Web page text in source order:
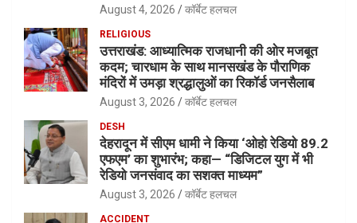
August 4, 2026 कॉर्बेट हलचल
RELIGIOUS
उत्तराखंड: आध्यात्मिक राजधानी की ओर मजबूत
कदम; चारधाम के साथ मानसखंड के पौराणिक
मंदिरों में उमड़ा श्रद्धालुओं का रिकॉर्ड जनसैलाब
August 3, 2026 कॉर्बेट हलचल
DESH
देहरादून में सीएम धामी ने किया ‘ओहो रेडियो 89.2
एफएम’ का शुभारंभ; कहा— “डिजिटल युग में भी
रेडियो जनसंवाद का सशक्त माध्यम”
August 3, 2026 कॉर्बेट हलचल
ACCIDENT